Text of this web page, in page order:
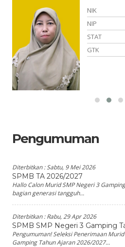
NIK
NIP
STAT
GTK
Pengumuman
Diterbitkan :Sabtu, 9 Mei 2026
SPMB TA 2026/2027
Hallo Calon Murid SMP Negeri 3
bagian generasi tangguh...
Diterbitkan :Rabu, 29 Apr 2026
SPMB SMP Negeri 3 Gamping
Pengumuman! Seleksi Penerimaan
Gamping Tahun Ajaran 2026/2027...